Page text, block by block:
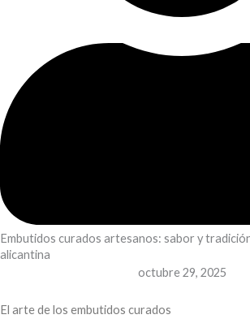
Embutidos curados artesanos: sabor y
alicantina
octubre 29, 2025
El arte de los embutidos curados